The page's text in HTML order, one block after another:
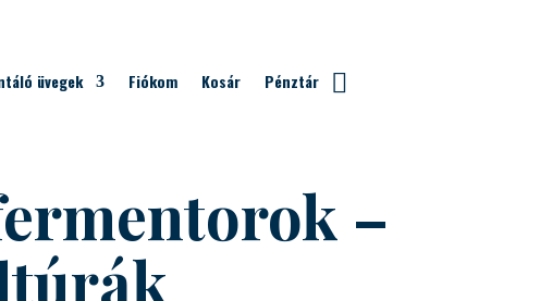
üvegek Fiókom Kosár Pénztár
–